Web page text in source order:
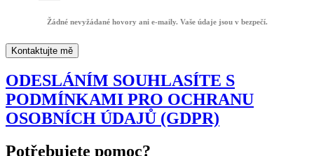
Žádné nevyžádané hovory ani e-maily. Vaše údaje jsou v bezpečí.
Kontaktujte mě
ODESLÁNÍM SOUHLASÍTE S
PODMÍNKAMI PRO OCHRANU
OSOBNÍCH ÚDAJŮ (GDPR)
Potřebujete pomoc?